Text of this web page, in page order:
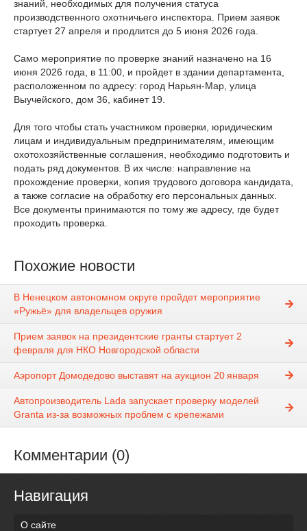
знаний, необходимых для получения статуса
производственного охотничьего инспектора. Прием заявок
стартует 27 апреля и продлится до 5 июня 2026 года.
Само мероприятие по проверке знаний назначено на 16
июня 2026 года, в 11:00, и пройдет в здании департамента,
расположенном по адресу: город Нарьян-Мар, улица
Выучейского, дом 36, кабинет 19.
Для того чтобы стать участником проверки, юридическим
лицам и индивидуальным предпринимателям, имеющим
охотохозяйственные соглашения, необходимо подготовить и
подать ряд документов. В их числе: направление на
прохождение проверки, копия трудового договора кандидата,
а также согласие на обработку его персональных данных.
Все документы принимаются по тому же адресу, где будет
проходить проверка.
Похожие новости
В Ненецком автономном округе пройдет мероприятие
«Ружьё» для владельцев оружия
Прием заявок на президентские гранты стартует 2
февраля для НКО Новгородской области
Аэропорт Домодедово выставят на аукцион 20 января
Автопроизводитель Lada запускает проверку моделей
Granta из-за возможных проблем с крепежами
Комментарии (0)
Навигация
О сайте